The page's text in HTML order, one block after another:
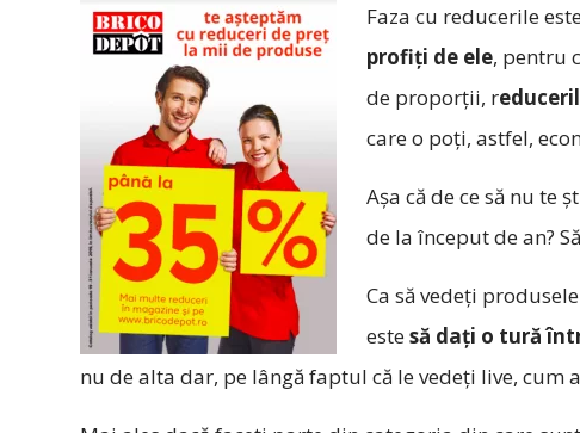
Faza cu reducerile
profiți de ele, pentru
de proporții, r
care o poți, astfel,
Așa că de ce să nu te
de la început de an?
Ca să vedeți
estesă dați o tură
nu de alta dar, pe lângă faptul că le vedeți live, cum